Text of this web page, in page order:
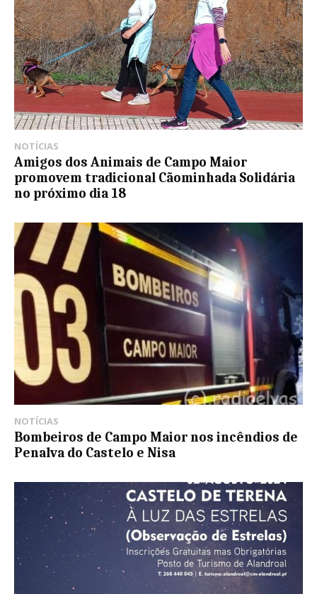
NOTÍCIAS
Amigos dos Animais de Campo Maior
promovem tradicional Cãominhada Solidária
no próximo dia 18
NOTÍCIAS
Bombeiros de Campo Maior nos incêndios de
Penalva do Castelo e Nisa